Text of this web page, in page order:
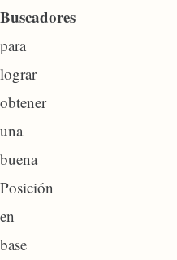
Buscadores
para
lograr
obtener
una
buena
Posición
en
base